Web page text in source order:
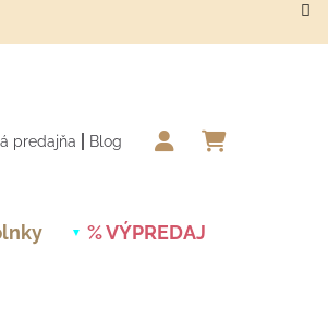
predajňa Blog
% VÝPREDAJ